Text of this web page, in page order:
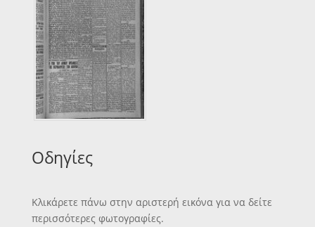
Οδηγίες
Κλικάρετε πάνω στην αριστερή εικόνα για να δείτε
περισσότερες φωτογραφίες.